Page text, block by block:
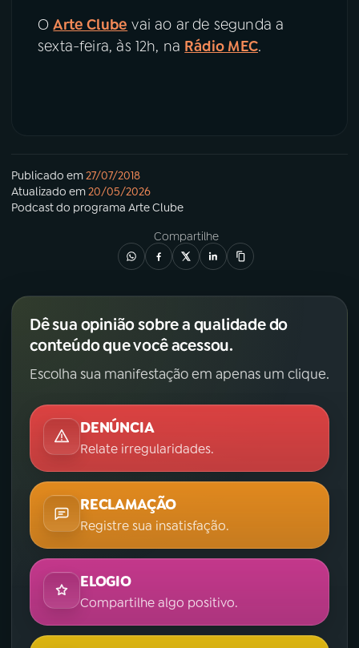
OArte Clube vai ao ar de segunda a
sexta-feira, às 12h, na Rádio MEC.
Publicado em27/07/2018
Atualizado em20/05/2026
Podcastdo programa Arte Clube
Compartilhe
Dê sua opinião sobre a qualidade do
conteúdo que você acessou.
Escolha sua manifestação em apenas um clique.
DENÚNCIA
Relate irregularidades.
RECLAMAÇÃO
Registre sua insatisfação.
ELOGIO
Compartilhe algo positivo.